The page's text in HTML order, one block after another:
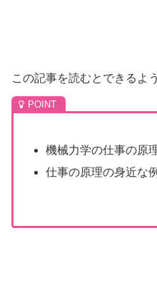
この記事を読むとできるよ
機械力学の仕事の原
仕事の原理の身近な